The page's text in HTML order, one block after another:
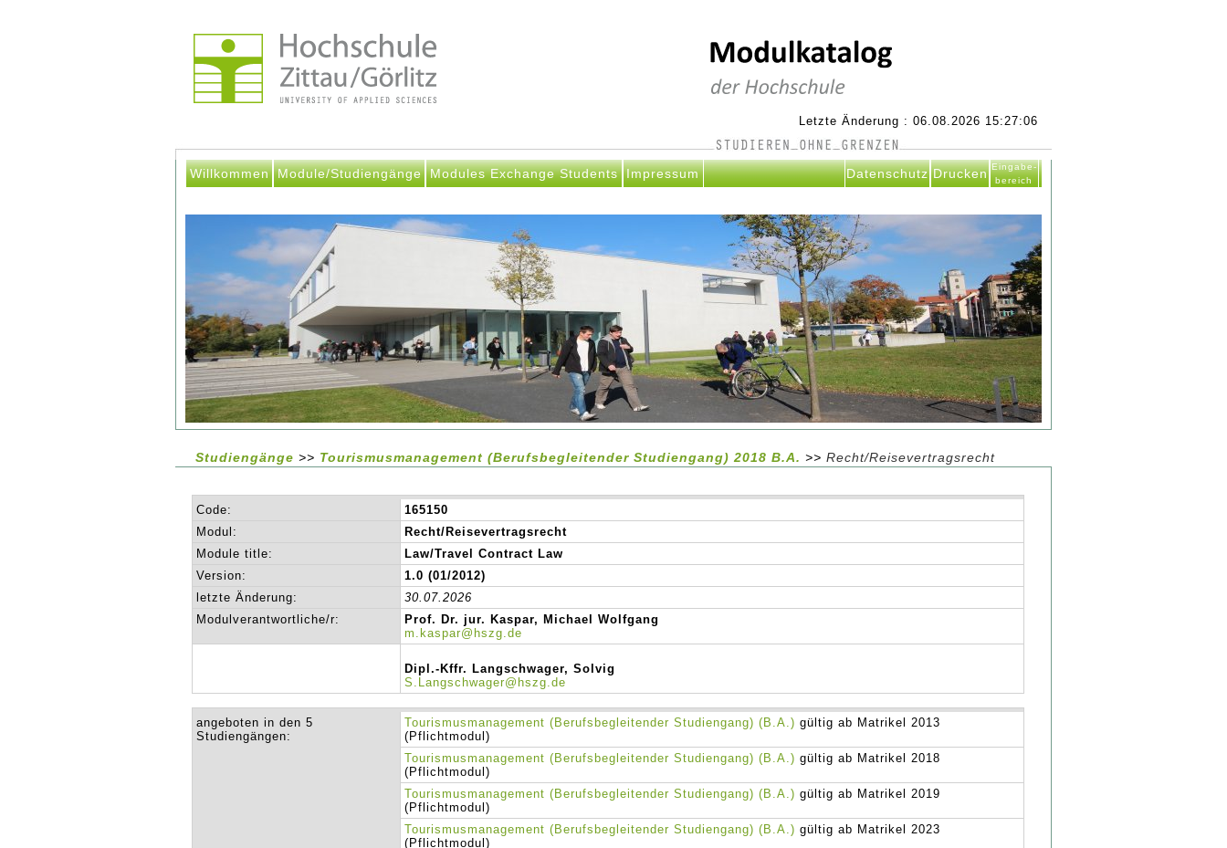
Letzte Änderung : 06.08.2026 15:27:06
Willkommen Module/Studiengänge Modules Exchange Students Impressum Datenschutz Drucken Eingabe-
bereich
Studiengänge >> Tourismusmanagement (Berufsbegleitender Studiengang) 2018 B.A.>>Recht/Reisevertragsrecht
Code:
165150
Modul:
Recht/Reisevertragsrecht
Module title:
Law/Travel Contract Law
Version:
1.0 (01/2012)
letzte Änderung:
30.07.2026
Modulverantwortliche/r:
Prof. Dr. jur. Kaspar, Michael Wolfgang
m.kaspar@hszg.de
Dipl.-Kffr. Langschwager, Solvig
S.Langschwager@hszg.de
angeboten in den 5
Studiengängen:
Tourismusmanagement (Berufsbegleitender Studiengang) (B.A.) gültig ab Matrikel 2013
(Pflichtmodul)
Tourismusmanagement (Berufsbegleitender Studiengang) (B.A.) gültig ab Matrikel 2018
(Pflichtmodul)
Tourismusmanagement (Berufsbegleitender Studiengang) (B.A.) gültig ab Matrikel 2019
(Pflichtmodul)
Tourismusmanagement (Berufsbegleitender Studiengang) (B.A.) gültig ab Matrikel 2023
(Pflichtmodul)